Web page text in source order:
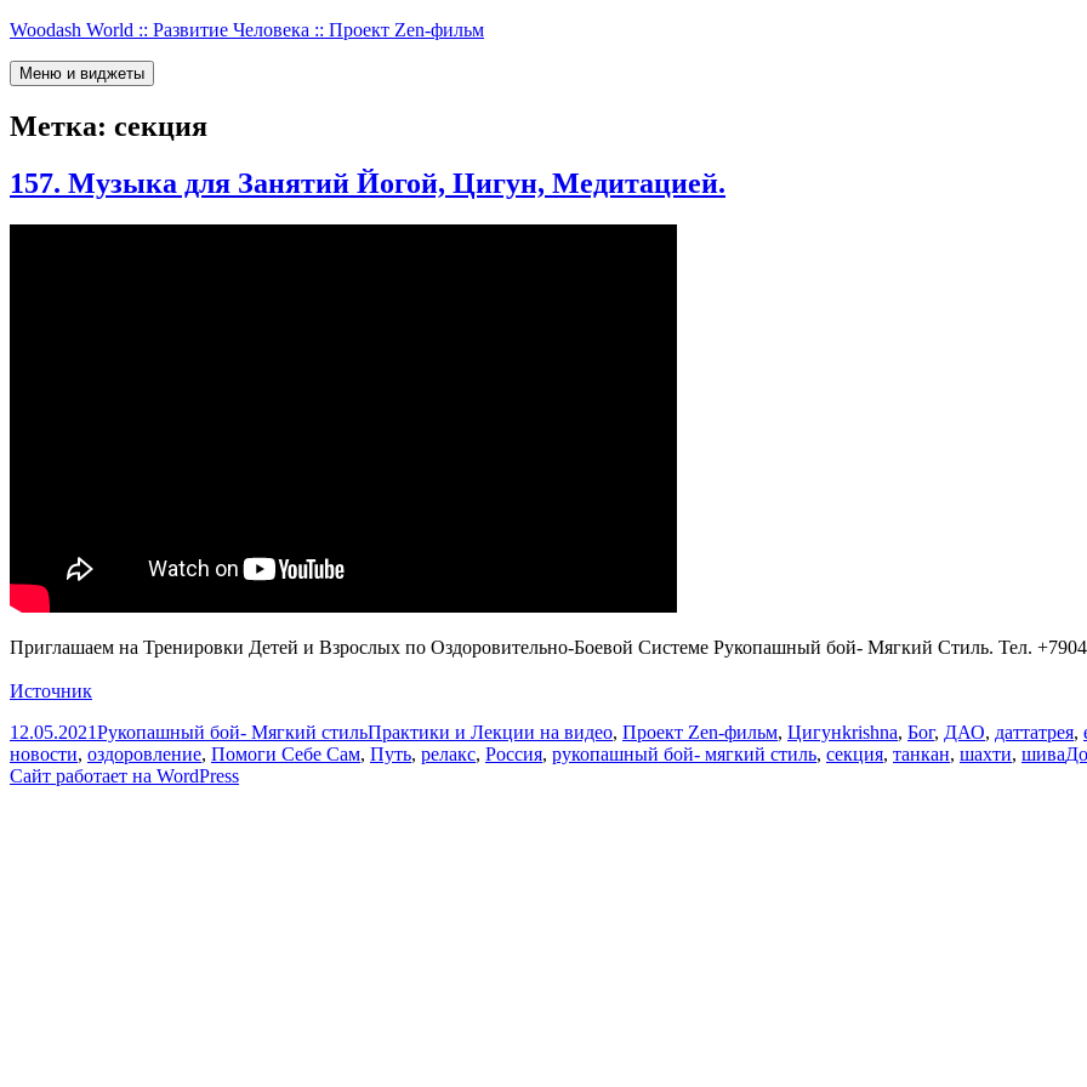
Перейти
содержимому
Woodash World :: Развитие Человека :: Проект Zen-фильм
Меню и виджеты
Метка: секция
157. Музыка для Занятий Йогой, Цигун, Медитацией.
Приглашаем на Тренировки Детей и Взрослых по Оздоровительно-Боевой Системе Рукопашный бой- Мягкий Стиль. Тел.
Источник
Опубликовано
12.05.2021Автор
Рукопашный бой- Мягкий стильРубрики
Практики и Лекции на видео, Проект Zen-фильм, ЦигунМетки
krishna, Бог, ДАО, даттатрея,
новости, оздоровление, Помоги Себе Сам, Путь, релакс, Россия, рукопашный бой- мягкий стиль, секция, танкан, шахти, шива
Сайт работает на WordPress